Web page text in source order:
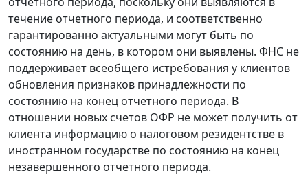
течение отчетного периода, и соответственно
гарантированно актуальными могут быть по
состоянию на день, в котором они выявлены. ФНС не
поддерживает всеобщего истребования у клиентов
обновления признаков принадлежности по
состоянию на конец отчетного периода. В
отношении новых счетов ОФР не может получить от
клиента информацию о налоговом резидентстве в
иностранном государстве по состоянию на конец
незавершенного отчетного периода.